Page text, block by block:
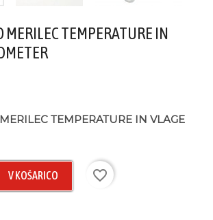
MERILEC TEMPERATURE IN
TEMPERATURE IN VLAGE
V KOŠARICO favorite_border